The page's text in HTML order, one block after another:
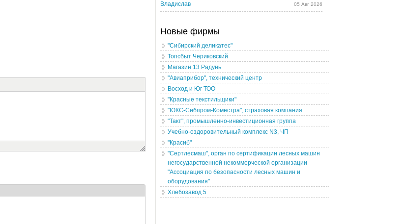
Владислав
05 Авг 2026
Новые фирмы
"Сибирский деликатес"
Топсбыт Чериковский
Магазин 13 Радунь
"Авиаприбор", технический центр
Восход и Юг ТОО
"Красные текстильщики"
"ЮКС-Сибпром-Коместра", страховая компания
"Такт", промышленно-инвестиционная группа
Учебно-оздоровительный комплекс N3, ЧП
"Красиб"
"Сертлесмаш", орган по сертификации лесных машин
негосударственной некоммерческой организации
"Ассоциация по безопасности лесных машин и
оборудования"
Хлебозавод 5